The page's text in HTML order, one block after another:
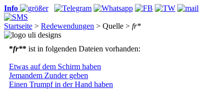
Info
Startseite > Redewendungen > Quelle > fr*
*fr** ist in folgenden Dateien vorhanden:
Etwas auf dem Schirm haben
Jemandem Zunder geben
Einen Trumpf in der Hand haben